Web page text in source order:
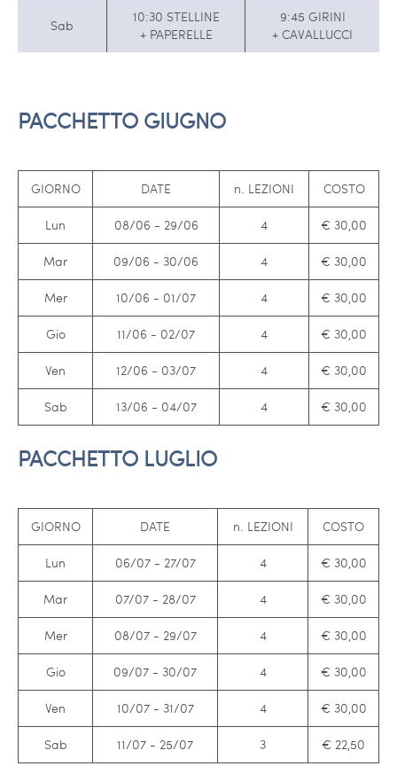
Sab
10:30 STELLINE
+ PAPERELLE
9:45 GIRINI
+ CAVALLUCCI
PACCHETTO GIUGNO
GIORNO DATE n. LEZIONI COSTO
Lun 08/06 - 29/06 4 € 30,00
Mar 09/06 - 30/06 4 € 30,00
Mer 10/06 - 01/07 4 € 30,00
Gio 11/06 - 02/07 4 € 30,00
Ven 12/06 - 03/07 4 € 30,00
Sab 13/06 - 04/07 4 € 30,00
PACCHETTO LUGLIO
GIORNO DATE n. LEZIONI COSTO
Lun 06/07 - 27/07 4 € 30,00
Mar 07/07 - 28/07 4 € 30,00
Mer 08/07 - 29/07 4 € 30,00
Gio 09/07 - 30/07 4 € 30,00
Ven 10/07 - 31/07 4 € 30,00
Sab 11/07 - 25/07 3 € 22,50